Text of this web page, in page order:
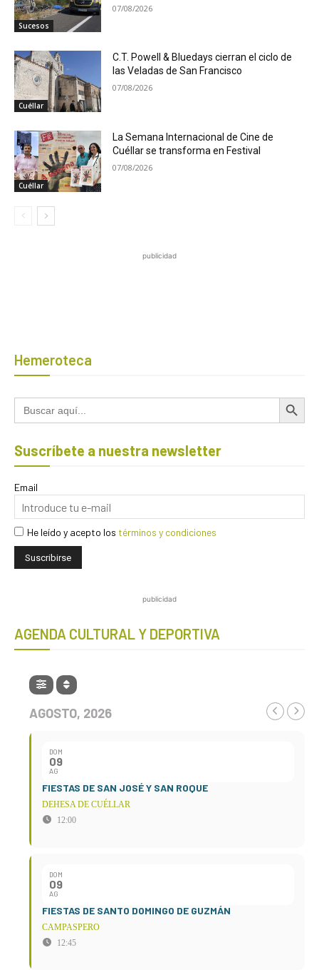
Sucesos
07/08/2026
Cuéllar
C.T. Powell & Bluedays cierran el ciclo de
las Veladas de San Francisco
07/08/2026
Cuéllar
La Semana Internacional de Cine de
Cuéllar se transforma en Festival
07/08/2026
publicidad
Hemeroteca
Buscar: Botón de
Suscríbete a nuestra newsletter
Email
He leído y acepto los términos y condiciones
publicidad
AGENDA CULTURAL Y DEPORTIVA
AGOSTO, 2026
DOM
09
AG
FIESTAS DE SAN JOSÉ Y SAN ROQUE
DEHESA DE CUÉLLAR
12:00
DOM
09
AG
FIESTAS DE SANTO DOMINGO DE GUZMÁN
CAMPASPERO
12:45